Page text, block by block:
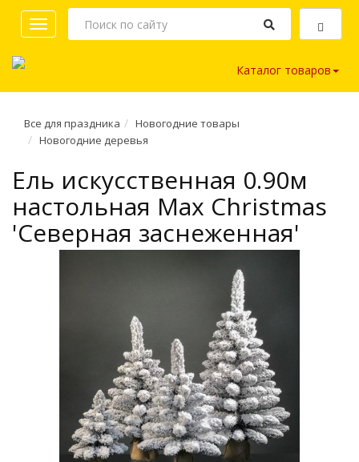
Toggle
navigation
Каталог товаров
Все для праздника
Новогодние товары
Новогодние деревья
Ель искусственная 0.90м
настольная Max Christmas
'Северная заснеженная'